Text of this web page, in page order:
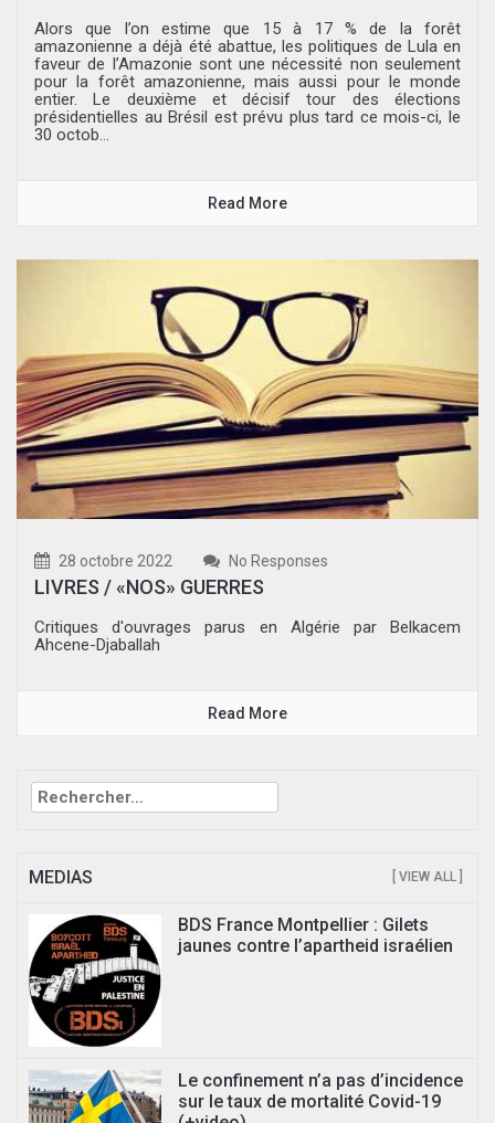
Alors que l’on estime que 15 à 17 % de la forêt
amazonienne a déjà été abattue, les politiques de Lula en
faveur de l’Amazonie sont une nécessité non seulement
pour la forêt amazonienne, mais aussi pour le monde
entier. Le deuxième et décisif tour des élections
présidentielles au Brésil est prévu plus tard ce mois-ci, le
30 octob...
Read More
28 octobre 2022 No Responses
LIVRES / «NOS» GUERRES
Critiques d'ouvrages parus en Algérie par Belkacem
Ahcene-Djaballah
Read More
Rechercher :
MEDIAS [ VIEW ALL ]
BDS France Montpellier : Gilets
jaunes contre l’apartheid israélien
Le confinement n’a pas d’incidence
sur le taux de mortalité Covid-19